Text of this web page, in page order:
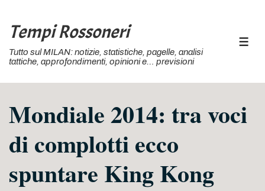
Vai
contenuto
Tempi Rossoneri
Tutto sul MILAN: notizie, statistiche, pagelle, analisi
tattiche, approfondimenti, opinioni e… previsioni
Mondiale 2014: tra voci
di complotti ecco
spuntare King Kong